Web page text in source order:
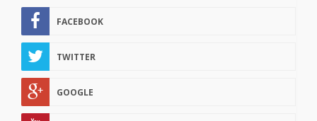
FACEBOOK
TWITTER
GOOGLE